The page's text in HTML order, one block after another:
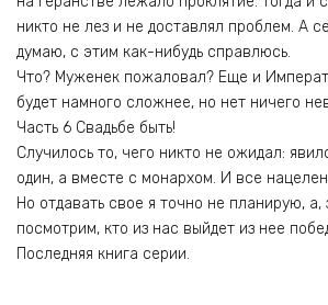
никто не лез и не доставлял проблем. А
думаю, с этим как-нибудь справлюсь.
Что? Муженек пожаловал? Еще и
будет намного сложнее, но нет ничего
Часть 6 Свадьбе быть!
Случилось то, чего никто не ожидал:
один, а вместе с монархом. И все
Но отдавать свое я точно не планирую, а,
посмотрим, кто из нас выйдет из нее
Последняя книга серии.